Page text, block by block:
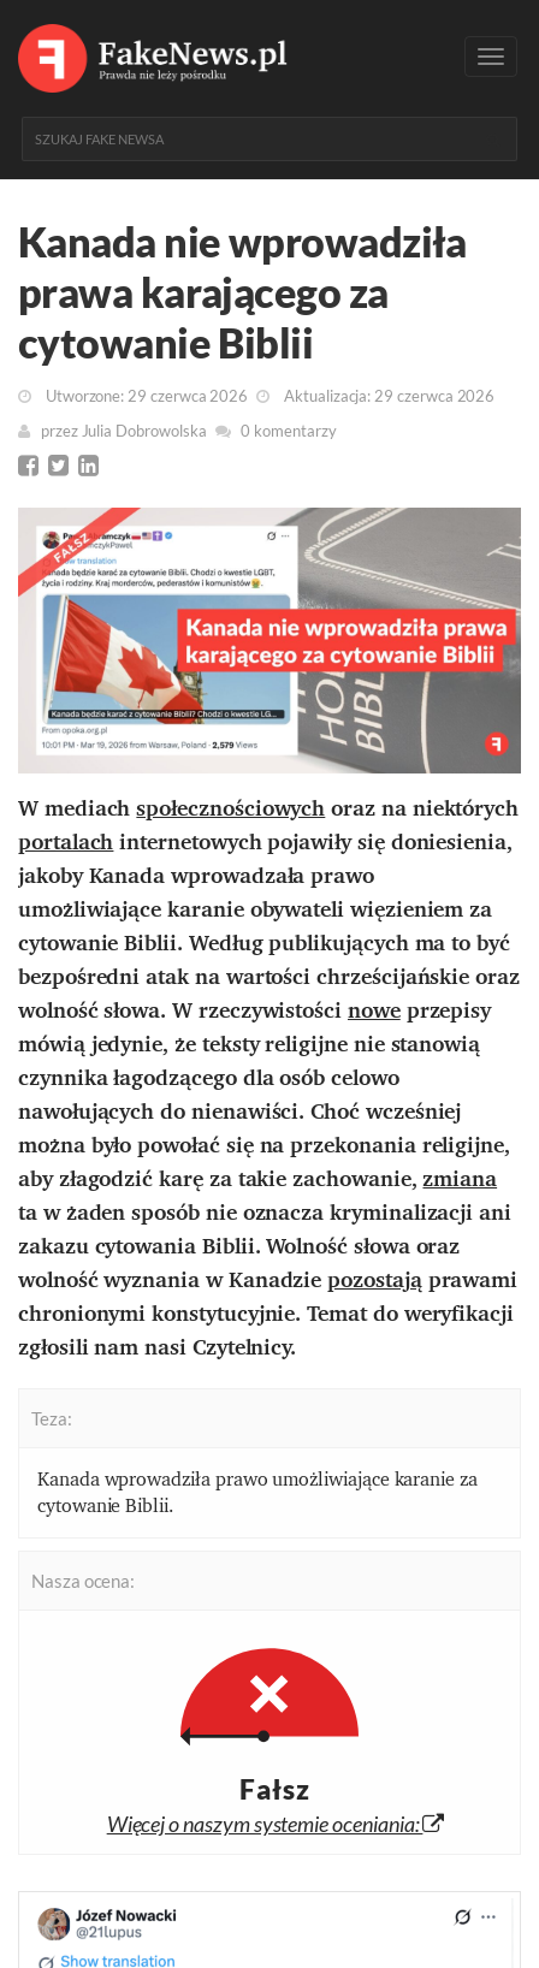
Kanada nie wprowadziła
prawa karającego za
cytowanie Biblii
Utworzone: 29 czerwca 2026
Aktualizacja: 29 czerwca 2026
przez Julia Dobrowolska 0 komentarzy
W mediachspołecznościowychoraz na niektórych
portalachinternetowych pojawiły się doniesienia,
jakoby Kanada wprowadzała prawo
umożliwiające karanie obywateli więzieniem za
cytowanie Biblii. Według publikujących ma to być
bezpośredni atak na wartości chrześcijańskie oraz
wolność słowa. W rzeczywistościnoweprzepisy
mówią jedynie, że teksty religijne nie stanowią
czynnika łagodzącego dla osób celowo
nawołujących do nienawiści. Choć wcześniej
można było powołać się na przekonania religijne,
aby złagodzić karę za takie zachowanie,zmiana
ta w żaden sposób nie oznacza kryminalizacji ani
zakazu cytowania Biblii. Wolność słowa oraz
wolność wyznania w Kanadziepozostająprawami
chronionymi konstytucyjnie. Temat do weryfikacji
zgłosili nam nasi Czytelnicy.
Teza:
Kanada wprowadziła prawo umożliwiające karanie za
cytowanie Biblii.
Nasza ocena:
Fałsz
Więcej o naszym systemie oceniania: